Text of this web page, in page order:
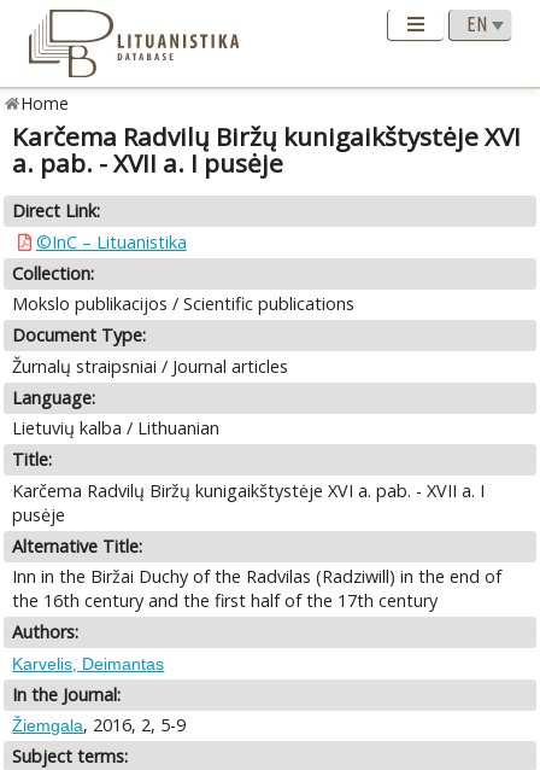
Home
Karčema Radvilų Biržų kunigaikštystėje XVI
a. pab. - XVII a. I pusėje
Direct Link:
©InC – Lituanistika
Collection:
Mokslo publikacijos / Scientific publications
Document Type:
Žurnalų straipsniai / Journal articles
Language:
Lietuvių kalba / Lithuanian
Title:
Karčema Radvilų Biržų kunigaikštystėje XVI a. pab. - XVII a. I
pusėje
Alternative Title:
Inn in the Biržai Duchy of the Radvilas (Radziwill) in the end of
the 16th century and the first half of the 17th century
Authors:
Karvelis, Deimantas
In the Journal:
Žiemgala, 2016, 2, 5-9
Subject terms: